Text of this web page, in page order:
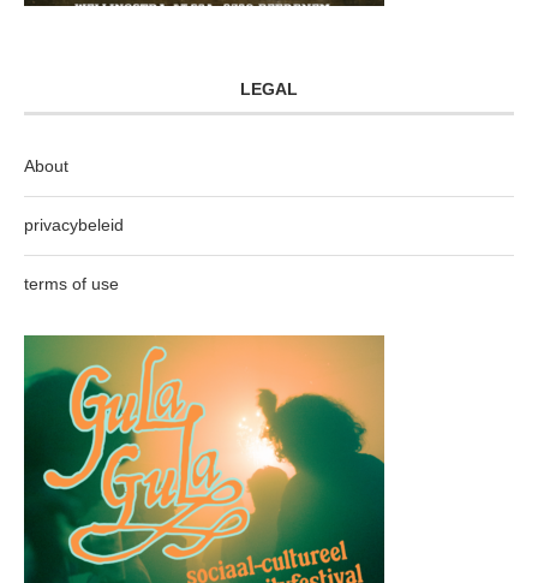
LEGAL
About
privacybeleid
terms of use